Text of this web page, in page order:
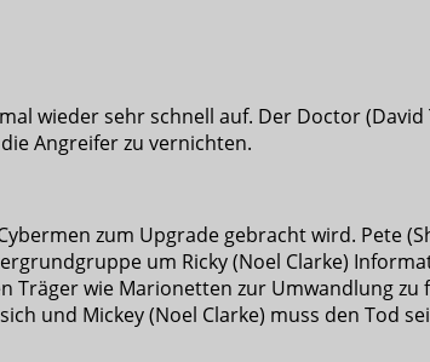
wieder sehr schnell auf. Der Doctor
Angreifer zu vernichten.
zum Upgrade gebracht wird. Pete
um Ricky (Noel Clarke)
Träger wie Marionetten zur Umwandlung
und Mickey (Noel Clarke) muss den Tod